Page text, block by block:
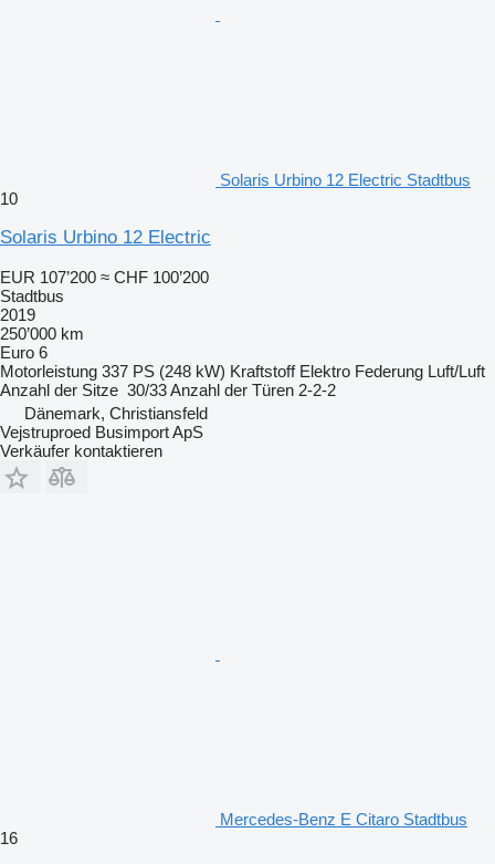
Solaris Urbino 12 Electric Stadtbus
10
Solaris Urbino 12 Electric
EUR 107’200 ≈ CHF 100’200
Stadtbus
2019
250’000 km
Euro 6
Motorleistung 337 PS (248 kW) Kraftstoff Elektro Federung Luft/Luft
Anzahl der Sitze 30/33Anzahl der Türen 2-2-2
Dänemark, Christiansfeld
Vejstruproed Busimport ApS
Verkäufer kontaktieren
Mercedes-Benz E Citaro Stadtbus
16